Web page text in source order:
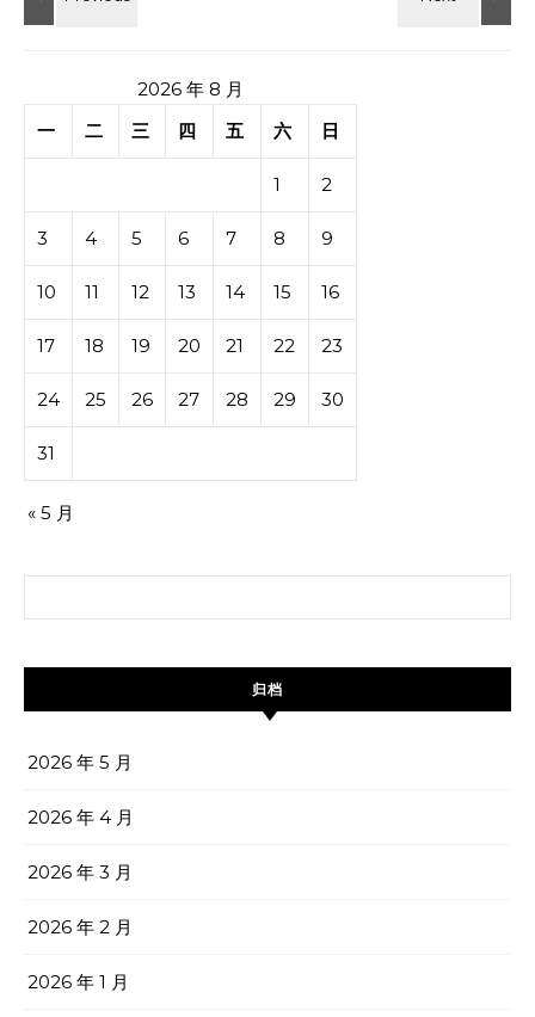
2026 年 8 月
一
二 三 四 五 六 日
1 2
3 4 5 6 7 8 9
10 11 12 13 14 15 16
17 18 19 20 21 22 23
24 25 26 27 28 29 30
31
« 5 月
归档
2026 年 5 月
2026 年 4 月
2026 年 3 月
2026 年 2 月
2026 年 1 月